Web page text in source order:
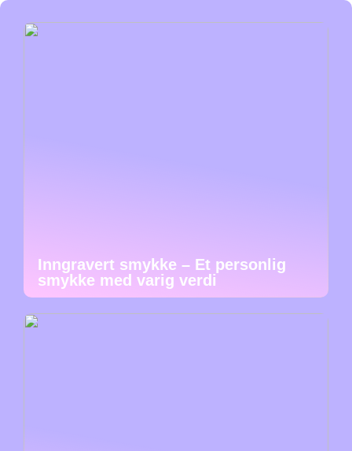
Inngravert smykke – Et personlig
smykke med varig verdi